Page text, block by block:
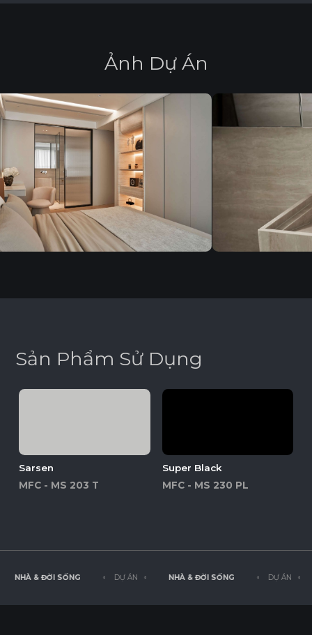
Ảnh Dự Án
Sản Phẩm Sử Dụng
Sarsen
MFC - MS 203 T
Super Black
MFC - MS 230 PL
NHÀ & ĐỜI SỐNG ◦ DỰ ÁN ◦ NHÀ & ĐỜI SỐNG ◦ DỰ ÁN ◦